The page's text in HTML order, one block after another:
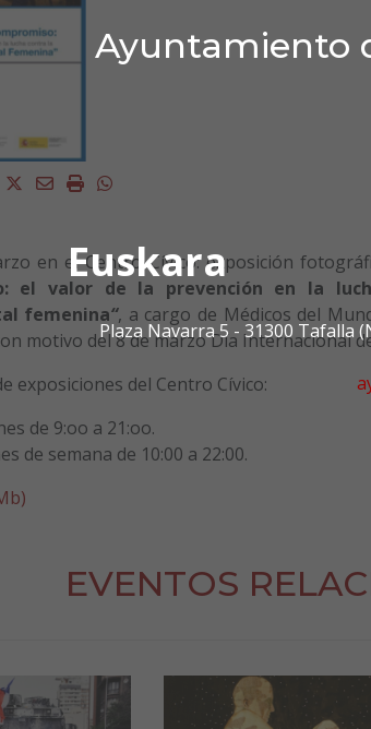
Ayuntamiento
Euskara
Plaza Navarra 5 - 31300 Tafalla
Twitter
EmailImprimirWhatsapp
en el Centro Cívico: exposición
el valor de la prevención en la
femenina“, a cargo de Médicos del
motivo del 8 de marzo Día Internacional
exposiciones del Centro Cívico:
de 9:oo a 21:oo.
de semana de 10:00 a 22:00.
EVENTOS